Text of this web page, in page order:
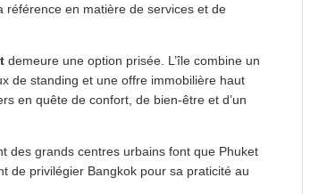
référence en matière de services et de
demeure une option prisée. L’île combine un
de standing et une offre immobilière haut
en quête de confort, de bien-être et d’un
des grands centres urbains font que Phuket
de privilégier Bangkok pour sa praticité au